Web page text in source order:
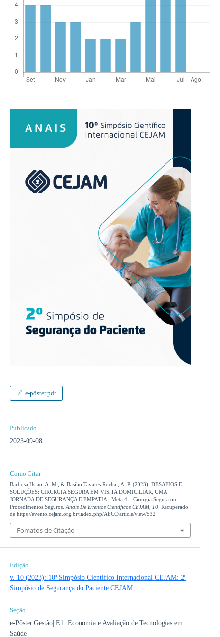
e-pôster.pdf
Publicado
2023-09-08
Como Citar
Barbosa Hsiao, A. M., & Basílio Tavares Rocha , A. P. (2023). DESAFIOS E
SOLUÇÕES: CIRURGIA SEGURA EM VISITA DOMICILIAR, UMA
JORNADA DE SEGURANÇA E EMPATIA.: Meta 4 – Cirurgia Segura ou
Procedimentos Seguros. Anais De Eventos Científicos CEJAM, 10. Recuperado
de https://evento.cejam.org.br/index.php/AECC/article/view/532
Fomatos de Citação
Edição
v. 10 (2023): 10º Simpósio Científico Internacional CEJAM: 2º
Simpósio de Segurança do Paciente CEJAM
Seção
e-Pôster|Gestão| E1. Economia e Avaliação de Tecnologias em
Saúde